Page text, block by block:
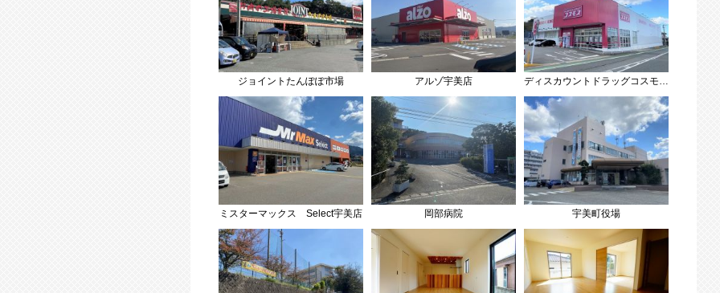
ジョイントたんぽぽ市場 アルゾ宇美店
ミスターマックス Select宇美店 岡部病院 宇美町役場